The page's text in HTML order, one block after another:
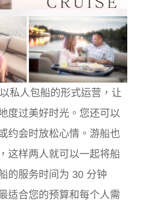
私人包船的形式运营，让
度过美好时光。您还可以
约会时放松心情。游船也
这样两人就可以一起将船
的服务时间为 30 分钟
适合您的预算和每个人需